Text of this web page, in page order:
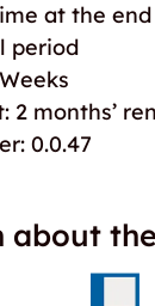
at the
period
2 months’
0.0.47